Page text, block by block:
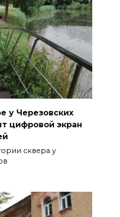
у Черезовских
цифровой экран
сквера у